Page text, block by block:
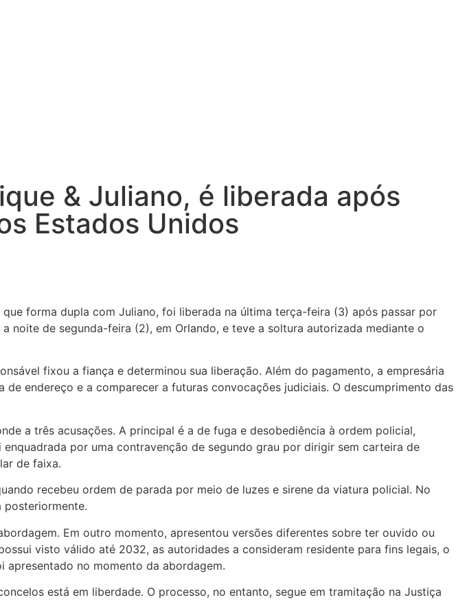
& Juliano, é liberada após
Estados Unidos
forma dupla com Juliano, foi liberada na última terça-feira (3) após passar por
noite de segunda-feira (2), em Orlando, e teve a soltura autorizada mediante o
fixou a fiança e determinou sua liberação. Além do pagamento, a empresária
endereço e a comparecer a futuras convocações judiciais. O descumprimento das
a três acusações. A principal é a de fuga e desobediência à ordem policial,
por uma contravenção de segundo grau por dirigir sem carteira de
de faixa.
recebeu ordem de parada por meio de luzes e sirene da viatura policial. No
Em outro momento, apresentou versões diferentes sobre ter ouvido ou
visto válido até 2032, as autoridades a consideram residente para fins legais, o
no momento da abordagem.
está em liberdade. O processo, no entanto, segue em tramitação na Justiça